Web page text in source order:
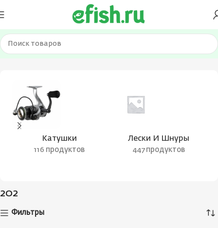
Главная Товар Вес удилища 202
Катушки
116 продуктов
Лески И Шнуры
447 продуктов
202
Фильтры